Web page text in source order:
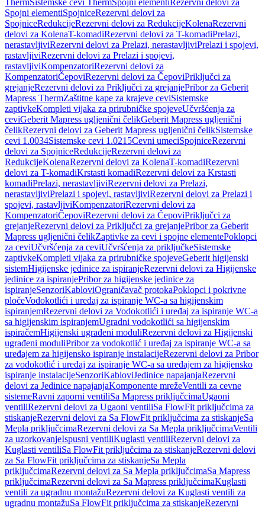
ThermSistemske cevi ThermSpojni elementi Rezervni delovi za
Spojni elementiSpojniceRezervni delovi za
SpojniceRedukcijeRezervni delovi za RedukcijeKolenaRezervni
delovi za KolenaT-komadiRezervni delovi za T-komadiPrelazi,
nerastavljiviRezervni delovi za Prelazi, nerastavljiviPrelazi i spojevi,
rastavljiviRezervni delovi za Prelazi i spojevi,
rastavljiviKompenzatoriRezervni delovi za
KompenzatoriČepoviRezervni delovi za ČepoviPriključci za
grejanjeRezervni delovi za Priključci za grejanjePribor za Geberit
Mapress ThermZaštitne kape za krajeve ceviSistemske
zaptivkeKompleti vijaka za prirubničke spojeveUčvršćenja za
ceviGeberit Mapress ugljenični čelikGeberit Mapress ugljenični
čelikRezervni delovi za Geberit Mapress ugljenični čelikSistemske
cevi 1.0034Sistemske cevi 1.0215Cevni umeciSpojniceRezervni
delovi za SpojniceRedukcijeRezervni delovi za
RedukcijeKolenaRezervni delovi za KolenaT-komadiRezervni
delovi za T-komadiKrstasti komadiRezervni delovi za Krstasti
komadiPrelazi, nerastavljiviRezervni delovi za Prelazi,
nerastavljiviPrelazi i spojevi, rastavljiviRezervni delovi za Prelazi i
spojevi, rastavljiviKompenzatoriRezervni delovi za
KompenzatoriČepoviRezervni delovi za ČepoviPriključci za
grejanjeRezervni delovi za Priključci za grejanjePribor za Geberit
Mapress ugljenični čelikZaptivke za cevi i spojne elementePoklopci
za ceviUčvršćenja za ceviUčvršćenja za priključkeSistemske
zaptivkeKompleti vijaka za prirubničke spojeveGeberit higijenski
sistemHigijenske jedinice za ispiranjeRezervni delovi za Higijenske
jedinice za ispiranjePribor za higijenske jedinice za
ispiranjeSenzoriKabloviOgraničavač protokaPoklopci i pokrivne
pločeVodokotlići i uređaj za ispiranje WC-a sa higijenskim
ispiranjemRezervni delovi za Vodokotlići i uređaj za ispiranje WC-a
sa higijenskim ispiranjemUgradni vodokotlići sa higijenskim
ispiračemHigijenski ugrađeni moduliRezervni delovi za Higijenski
ugrađeni moduliPribor za vodokotlić i uređaj za ispiranje WC-a sa
uređajem za higijensko ispiranje instalacijeRezervni delovi za Pribor
za vodokotlić i uređaj za ispiranje WC-a sa uređajem za higijensko
ispiranje instalacijeSenzoriKabloviJedinice napajanjaRezervni
delovi za Jedinice napajanjaKomponente mrežeVentili za cevne
sistemeRavni zaporni ventiliSa Mapress priključcimaUgaoni
ventiliRezervni delovi za Ugaoni ventiliSa FlowFit priključcima za
stiskanjeRezervni delovi za Sa FlowFit priključcima za stiskanjeSa
Mepla priključcimaRezervni delovi za Sa Mepla priključcimaVentili
za uzorkovanjeIspusni ventiliKuglasti ventiliRezervni delovi za
Kuglasti ventiliSa FlowFit priključcima za stiskanjeRezervni delovi
za Sa FlowFit priključcima za stiskanjeSa Mepla
priključcimaRezervni delovi za Sa Mepla priključcimaSa Mapress
priključcimaRezervni delovi za Sa Mapress priključcimaKuglasti
ventili za ugradnu montažuRezervni delovi za Kuglasti ventili za
ugradnu montažuSa FlowFit priključcima za stiskanjeRezervni